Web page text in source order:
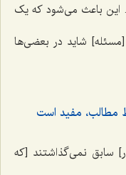
این باعث می‌شود که یک
شاید در بعضی‌ها
مطالب، مفید است
سابق نمی‌گذاشتند [که